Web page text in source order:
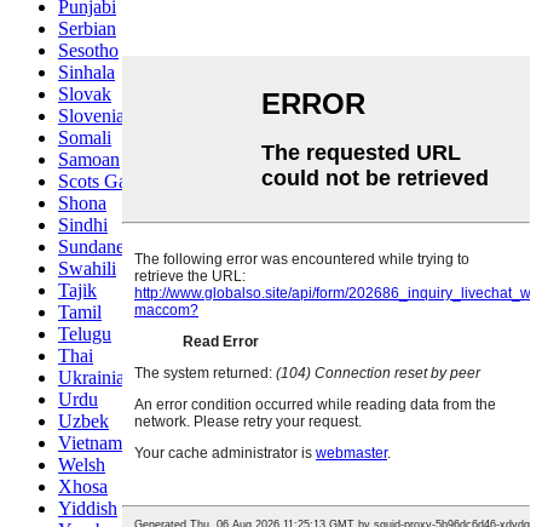
Punjabi
Serbian
Sesotho
Sinhala
Slovak
Slovenian
Somali
Samoan
Scots Gaelic
Shona
Sindhi
Sundanese
Swahili
Tajik
Tamil
Telugu
Thai
Ukrainian
Urdu
Uzbek
Vietnamese
Welsh
Xhosa
Yiddish